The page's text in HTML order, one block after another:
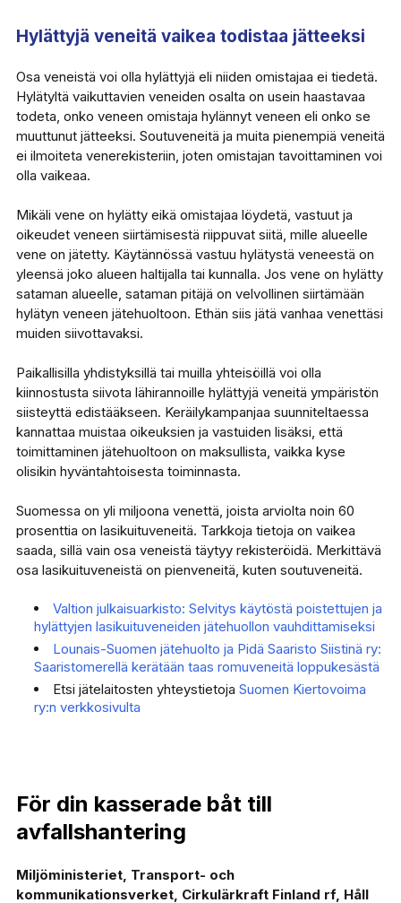
Hylättyjä veneitä vaikea todistaa jätteeksi
Osa veneistä voi olla hylättyjä eli niiden omistajaa ei tiedetä.
Hylätyltä vaikuttavien veneiden osalta on usein haastavaa
todeta, onko veneen omistaja hylännyt veneen eli onko se
muuttunut jätteeksi. Soutuveneitä ja muita pienempiä veneitä
ei ilmoiteta venerekisteriin, joten omistajan tavoittaminen voi
olla vaikeaa.
Mikäli vene on hylätty eikä omistajaa löydetä, vastuut ja
oikeudet veneen siirtämisestä riippuvat siitä, mille alueelle
vene on jätetty. Käytännössä vastuu hylätystä veneestä on
yleensä joko alueen haltijalla tai kunnalla. Jos vene on hylätty
sataman alueelle, sataman pitäjä on velvollinen siirtämään
hylätyn veneen jätehuoltoon. Ethän siis jätä vanhaa venettäsi
muiden siivottavaksi.
Paikallisilla yhdistyksillä tai muilla yhteisöillä voi olla
kiinnostusta siivota lähirannoille hylättyjä veneitä ympäristön
siisteyttä edistääkseen. Keräilykampanjaa suunniteltaessa
kannattaa muistaa oikeuksien ja vastuiden lisäksi, että
toimittaminen jätehuoltoon on maksullista, vaikka kyse
olisikin hyväntahtoisesta toiminnasta.
Suomessa on yli miljoona venettä, joista arviolta noin 60
prosenttia on lasikuituveneitä. Tarkkoja tietoja on vaikea
saada, sillä vain osa veneistä täytyy rekisteröidä. Merkittävä
osa lasikuituveneistä on pienveneitä, kuten soutuveneitä.
Valtion julkaisuarkisto: Selvitys käytöstä poistettujen ja
hylättyjen lasikuituveneiden jätehuollon vauhdittamiseksi
Lounais-Suomen jätehuolto ja Pidä Saaristo Siistinä ry:
Saaristomerellä kerätään taas romuveneitä loppukesästä
Etsi jätelaitosten yhteystietoja Suomen Kiertovoima
ry:n verkkosivulta
För din kasserade båt till
avfallshantering
Miljöministeriet, Transport- och
kommunikationsverket, Cirkulärkraft Finland rf, Håll